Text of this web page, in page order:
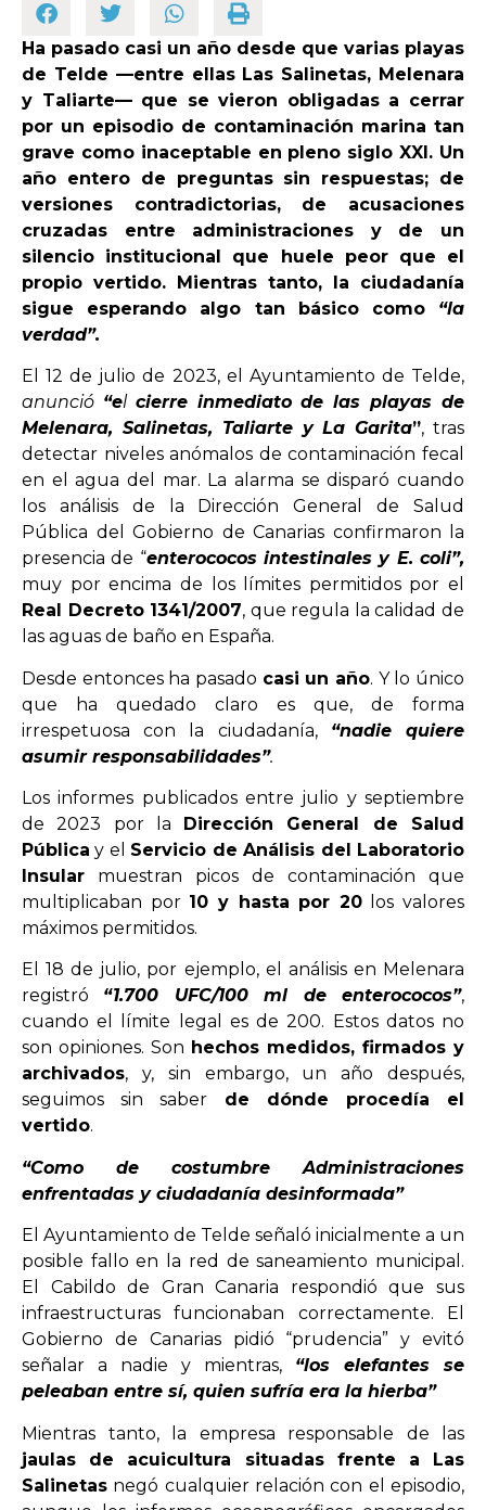
OPINIÓN
PROGRAMAS
Ha pasado casi un año desde que varias playas
de Telde —entre ellas Las Salinetas, Melenara
y Taliarte— que se vieron obligadas a cerrar
por un episodio de contaminación marina tan
grave como inaceptable en pleno siglo XXI. Un
año entero de preguntas sin respuestas; de
versiones contradictorias, de acusaciones
cruzadas entre administraciones y de un
silencio institucional que huele peor que el
propio vertido. Mientras tanto, la ciudadanía
sigue esperando algo tan básico como “la
verdad”.
El 12 de julio de 2023, el Ayuntamiento de Telde,
anunció “el cierre inmediato de las playas de
Melenara, Salinetas, Taliarte y La Garita”, tras
detectar niveles anómalos de contaminación fecal
en el agua del mar. La alarma se disparó cuando
los análisis de la Dirección General de Salud
Pública del Gobierno de Canarias confirmaron la
presencia de “enterococos intestinales y E. coli”,
muy por encima de los límites permitidos por el
Real Decreto 1341/2007, que regula la calidad de
las aguas de baño en España.
Desde entonces ha pasado casi un año. Y lo único
que ha quedado claro es que, de forma
irrespetuosa con la ciudadanía,
“nadie quiere
asumir responsabilidades”.
Los informes publicados entre julio y septiembre
de 2023 por la Dirección General de Salud
Pública y el Servicio de Análisis del Laboratorio
Insular muestran picos de contaminación que
multiplicaban por 10 y hasta por 20los valores
máximos permitidos.
El 18 de julio, por ejemplo, el análisis en Melenara
registró “1.700 UFC/100 ml de enterococos”,
cuando el límite legal es de 200. Estos datos no
son opiniones. Son hechos medidos, firmados y
archivados, y, sin embargo, un año después,
seguimos sin saber de dónde procedía el
vertido.
“Como de costumbre Administraciones
enfrentadas y ciudadanía desinformada”
El Ayuntamiento de Telde señaló inicialmente a un
posible fallo en la red de saneamiento municipal.
El Cabildo de Gran Canaria respondió que sus
infraestructuras funcionaban correctamente. El
Gobierno de Canarias pidió “prudencia” y evitó
señalar a nadie y mientras, “los elefantes se
peleaban entre sí, quien sufría era la hierba”
Mientras tanto, la empresa responsable de las
jaulas de acuicultura situadas frente a Las
Salinetas negó cualquier relación con el episodio,